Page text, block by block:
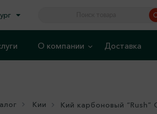
О компании Доставка
Кии Кий карбоновый “Rush”